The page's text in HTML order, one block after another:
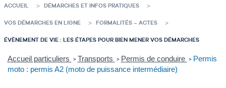
ACCUEIL DÉMARCHES ET INFOS PRATIQUES
VOS DÉMARCHES EN LIGNE FORMALITÉS – ACTES
ÉVÈNEMENT DE VIE : LES ÉTAPES POUR BIEN MENER VOS DÉMARCHES
Accueil particuliers > Transports > Permis de conduire > Permis
moto : permis A2 (moto de puissance intermédiaire)